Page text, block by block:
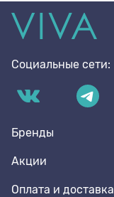
Социальные сети:
Бренды
Акции
Оплата и доставка